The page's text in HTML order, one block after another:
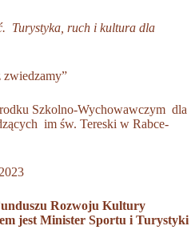
Turystyka, ruch i kultura dla
zwiedzamy”
Szkolno-Wychowawczym dla
im św. Tereski w Rabce-
Rozwoju Kultury
jest Minister Sportu i Turystyki